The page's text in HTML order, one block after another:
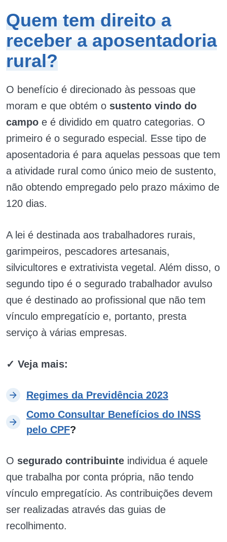
Quem tem direito a
receber a aposentadoria
rural?
O benefício é direcionado às pessoas que
moram e que obtém o sustento vindo do
campo e é dividido em quatro categorias. O
primeiro é o segurado especial. Esse tipo de
aposentadoria é para aquelas pessoas que tem
a atividade rural como único meio de sustento,
não obtendo empregado pelo prazo máximo de
120 dias.
A lei é destinada aos trabalhadores rurais,
garimpeiros, pescadores artesanais,
silvicultores e extrativista vegetal. Além disso, o
segundo tipo é o segurado trabalhador avulso
que é destinado ao profissional que não tem
vínculo empregatício e, portanto, presta
serviço à várias empresas.
✓ Veja mais:
Regimes da Previdência 2023
Como Consultar Benefícios do INSS
pelo CPF?
O segurado contribuinte individua é aquele
que trabalha por conta própria, não tendo
vínculo empregatício. As contribuições devem
ser realizadas através das guias de
recolhimento.